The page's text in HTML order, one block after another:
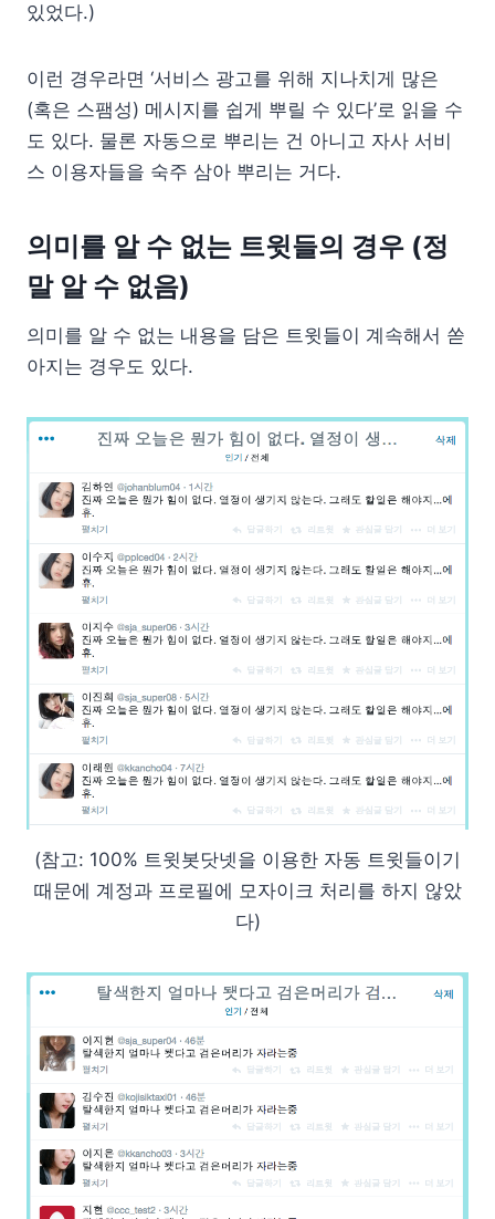
있었다.)
이런 경우라면 ‘서비스 광고를 위해 지나치게 많은
(혹은 스팸성) 메시지를 쉽게 뿌릴 수 있다’로 읽을 수
도 있다. 물론 자동으로 뿌리는 건 아니고 자사 서비
스 이용자들을 숙주 삼아 뿌리는 거다.
의미를 알 수 없는 트윗들의 경우 (정
말 알 수 없음)
의미를 알 수 없는 내용을 담은 트윗들이 계속해서 쏟
아지는 경우도 있다.
(참고: 100% 트윗봇닷넷을 이용한 자동 트윗들이기
때문에 계정과 프로필에 모자이크 처리를 하지 않았
다)